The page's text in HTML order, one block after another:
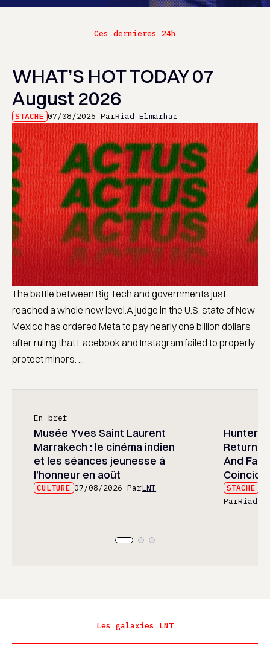
Ces dernieres 24h
WHAT’S HOT TODAY 07
August 2026
STACHE 07/08/2026 ParRiad Elmarhar
The battle between Big Tech and governments just
reached a whole new level.A judge in the U.S. state of New
Mexico has ordered Meta to pay nearly one billion dollars
after ruling that Facebook and Instagram failed to properly
protect minors. ...
En bref
Musée Yves Saint Laurent
Marrakech : le cinéma indien
et les séances jeunesse à
l’honneur en août
CULTURE 07/08/2026 ParLNT
Hunter
And
STACHE
ParRiad
Les galaxies LNT